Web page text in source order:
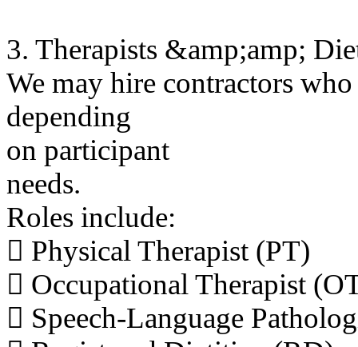
3. Therapists &amp;amp;
We may hire contractors
depending
on participant
needs.
Roles include:
 Physical Therapist (PT)
 Occupational Therapist
 Speech-Language